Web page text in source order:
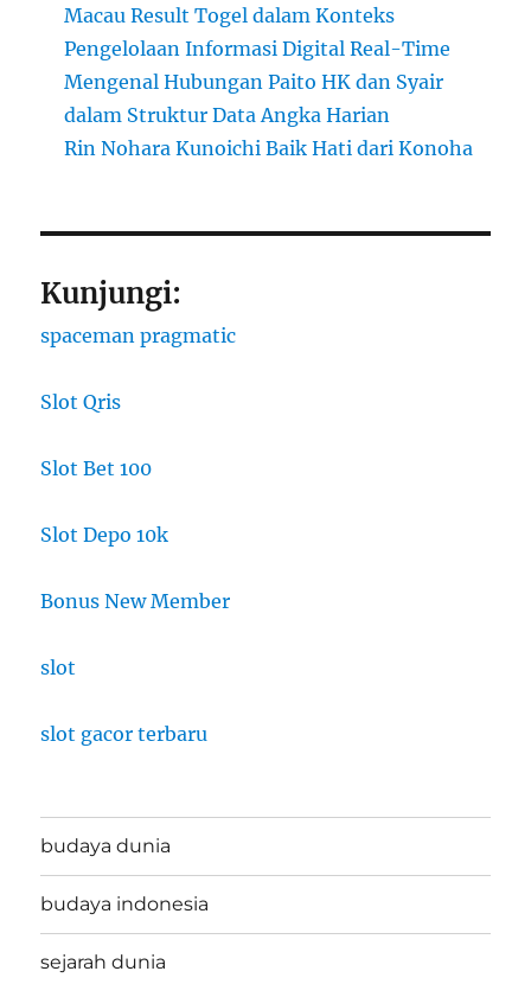
Macau Result Togel dalam Konteks
Pengelolaan Informasi Digital Real-Time
Mengenal Hubungan Paito HK dan Syair
dalam Struktur Data Angka Harian
Rin Nohara Kunoichi Baik Hati dari Konoha
Kunjungi:
spaceman pragmatic
Slot Qris
Slot Bet 100
Slot Depo 10k
Bonus New Member
slot
slot gacor terbaru
budaya dunia
budaya indonesia
sejarah dunia